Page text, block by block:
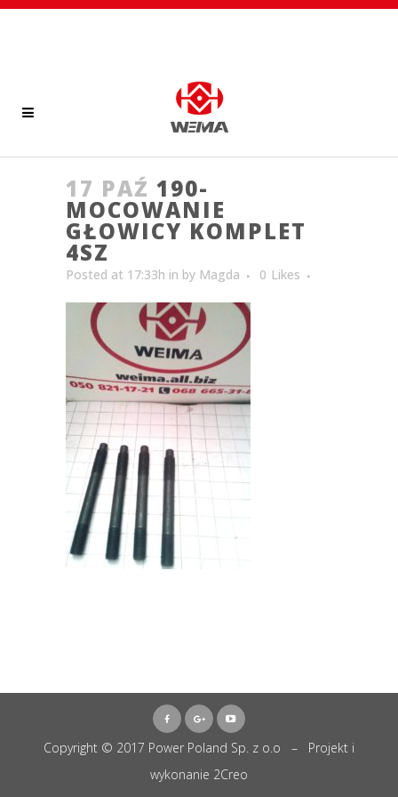
17 PAŹ 190-
MOCOWANIE
GŁOWICY KOMPLET
4SZ
Posted at 17:33h in by Magda 0 Likes
Copyright © 2017 Power Poland Sp. z o.o – Projekt i
wykonanie 2Creo